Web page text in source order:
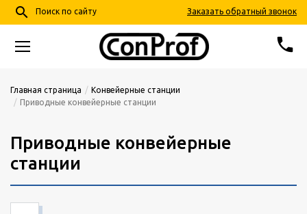
search Поиск по сайту Заказать обратный звонок
phone
+7 (4852)68-24-57
Главная страница
Конвейерные станции
Приводные конвейерные станции
Приводные конвейерные
станции